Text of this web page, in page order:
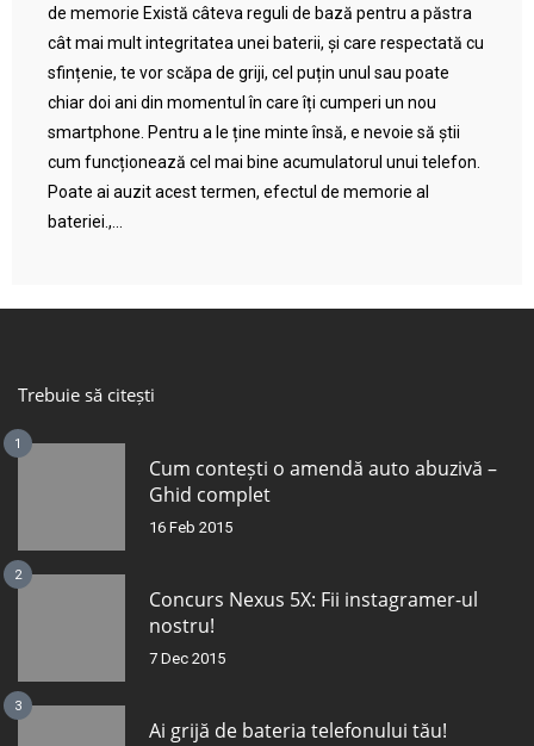
de memorie Există câteva reguli de bază pentru a păstra
cât mai mult integritatea unei baterii, și care respectată cu
sfințenie, te vor scăpa de griji, cel puțin unul sau poate
chiar doi ani din momentul în care îți cumperi un nou
smartphone. Pentru a le ține minte însă, e nevoie să știi
cum funcționează cel mai bine acumulatorul unui telefon.
Poate ai auzit acest termen, efectul de memorie al
bateriei.,...
Trebuie să citești
1
Cum contești o amendă auto abuzivă –
Ghid complet
16 Feb 2015
2
Concurs Nexus 5X: Fii instagramer-ul
nostru!
7 Dec 2015
3
Ai grijă de bateria telefonului tău!